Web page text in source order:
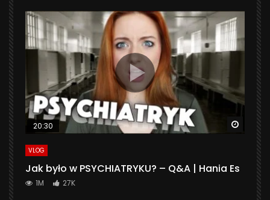
20:30
VLOG
Jak było w PSYCHIATRYKU? – Q&A | Hania Es
1M 27K